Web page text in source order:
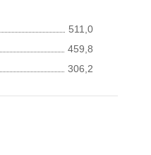
511,0
459,8
306,2